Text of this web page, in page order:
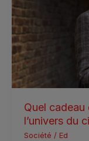
Quel
l’univers du
Société / Ed
un
passionné
de
l’univers
du
cigare